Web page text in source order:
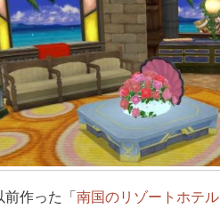
作った「 南国のリゾートホテル